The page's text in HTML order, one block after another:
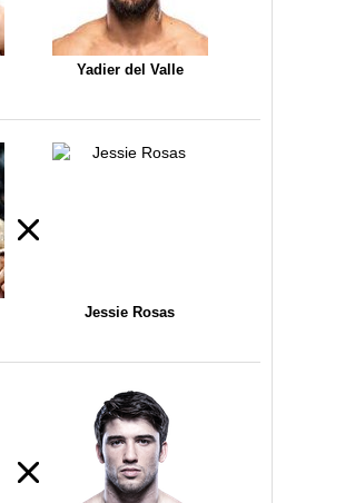
Yadier del Valle
Jessie Rosas